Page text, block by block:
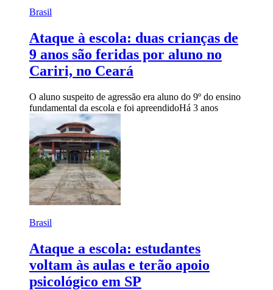
Brasil
Ataque à escola: duas crianças de
9 anos são feridas por aluno no
Cariri, no Ceará
O aluno suspeito de agressão era aluno do 9º do ensino
fundamental da escola e foi apreendidoHá 3 anos
Brasil
Ataque a escola: estudantes
voltam às aulas e terão apoio
psicológico em SP